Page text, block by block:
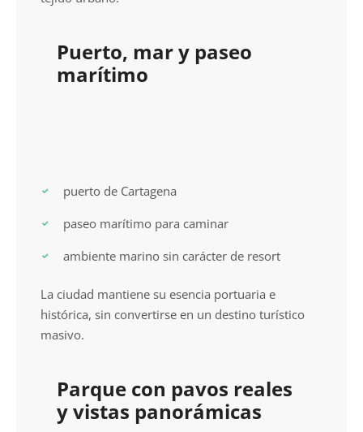
Puerto, mar y paseo
marítimo
puerto de Cartagena
paseo marítimo para caminar
ambiente marino sin carácter de resort
La ciudad mantiene su esencia portuaria e
histórica, sin convertirse en un destino turístico
masivo.
Parque con pavos reales
y vistas panorámicas